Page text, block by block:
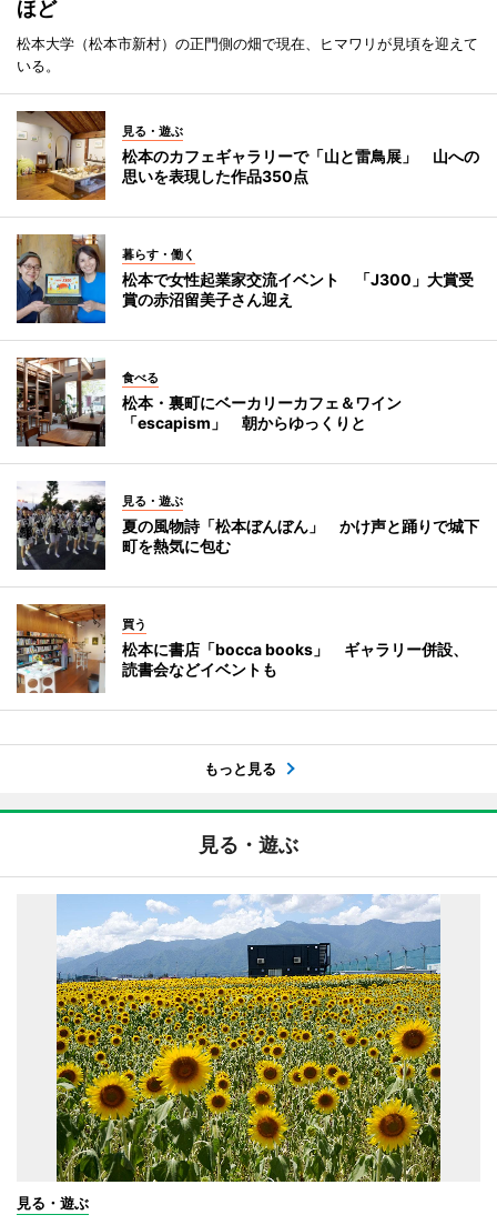
ほど
松本大学（松本市新村）の正門側の畑で現在、ヒマワリが見頃を迎えて
いる。
見る・遊ぶ
松本のカフェギャラリーで「山と雷鳥展」 山への
思いを表現した作品350点
暮らす・働く
松本で女性起業家交流イベント 「J300」大賞受
賞の赤沼留美子さん迎え
食べる
松本・裏町にベーカリーカフェ＆ワイン
「escapism」 朝からゆっくりと
見る・遊ぶ
夏の風物詩「松本ぼんぼん」 かけ声と踊りで城下
町を熱気に包む
買う
松本に書店「bocca books」 ギャラリー併設、
読書会などイベントも
もっと見る
見る・遊ぶ
見る・遊ぶ